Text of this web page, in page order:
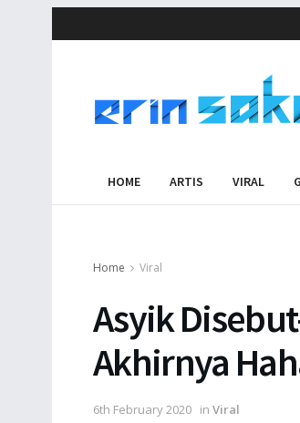
HOME ARTIS VIRAL
Home Viral
Asyik
Akhirnya
6th February 2020 in Viral